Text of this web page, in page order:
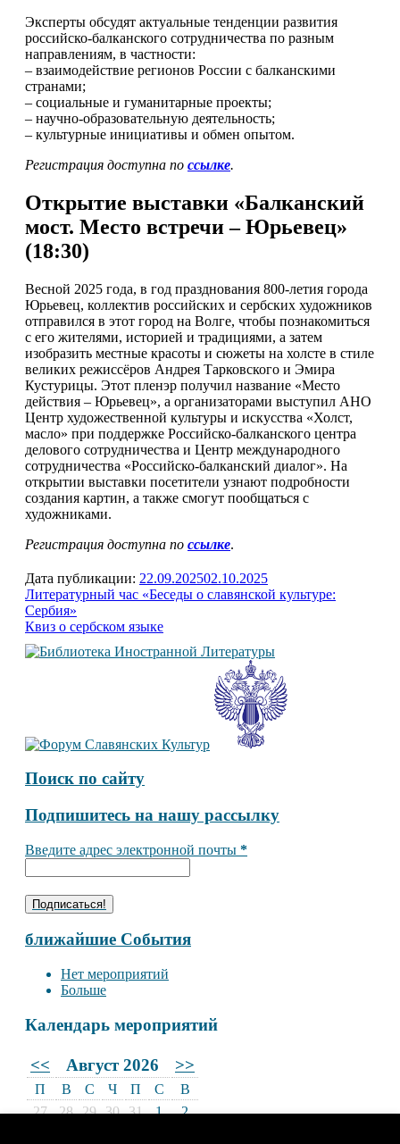
Эксперты обсудят актуальные тенденции развития
российско-балканского сотрудничества по разным
направлениям, в частности:
– взаимодействие регионов России с балканскими
странами;
– социальные и гуманитарные проекты;
– научно-образовательную деятельность;
– культурные инициативы и обмен опытом.
Регистрация доступна по ссылке.
Открытие выставки «Балканский
мост. Место встречи – Юрьевец»
(18:30)
Весной 2025 года, в год празднования 800-летия города
Юрьевец, коллектив российских и сербских художников
отправился в этот город на Волге, чтобы познакомиться
с его жителями, историей и традициями, а затем
изобразить местные красоты и сюжеты на холсте в стиле
великих режиссёров Андрея Тарковского и Эмира
Кустурицы. Этот пленэр получил название «Место
действия – Юрьевец», а организаторами выступил АНО
Центр художественной культуры и искусства «Холст,
масло» при поддержке Российско-балканского центра
делового сотрудничества и Центр международного
сотрудничества «Российско-балканский диалог». На
открытии выставки посетители узнают подробности
создания картин, а также смогут пообщаться с
художниками.
Регистрация доступна по ссылке.
Дата публикации: 22.09.202502.10.2025
Навигация
по
записям
Литературный час «Беседы о славянской культуре:
Сербия»
Квиз о сербском языке
Поиск по сайту
Подпишитесь на нашу рассылку
Введите адрес электронной почты *
ближайшие События
Нет мероприятий
Больше
Календарь мероприятий
<< Август 2026 >>
П В С Ч П С
В
27
28 29 30 31 1
2